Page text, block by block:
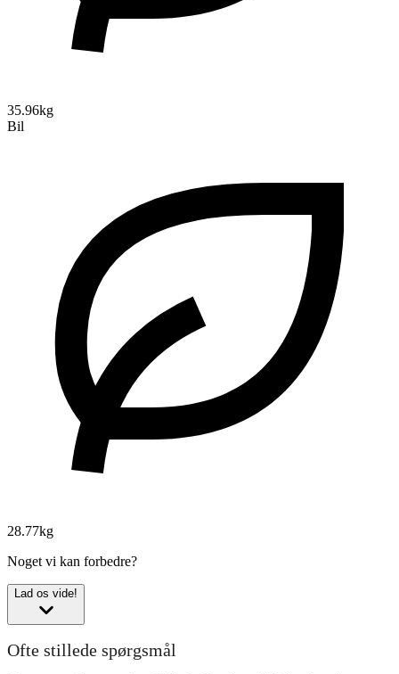
35.96kg
Bil
28.77kg
Noget vi kan forbedre?
Lad os vide!
Ofte stillede spørgsmål